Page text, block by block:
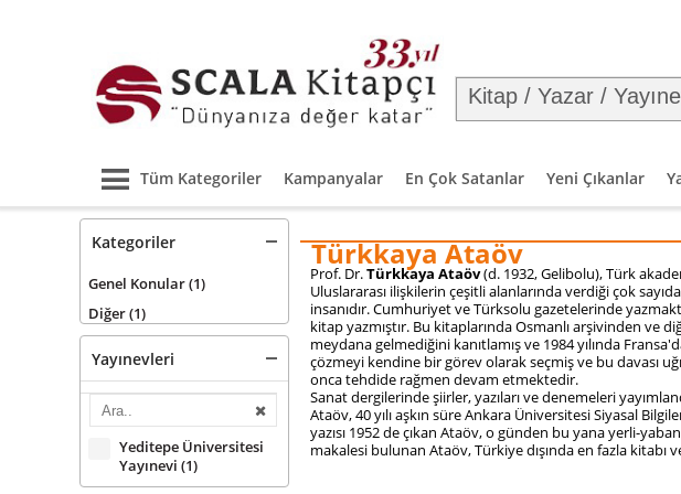
Tüm Kategoriler Kampanyalar En Çok Satanlar Yeni Çıkanlar
Kategoriler
Genel Konular(1)
Diğer(1)
Yayınevleri
Yeditepe Üniversitesi
Yayınevi (1)
Türkkaya Ataöv
Prof. Dr.Türkkaya Ataöv(d. 1932,Gelibolu), Türk
Uluslararası ilişkilerin çeşitli alanlarında verdiği çok
insanıdır.CumhuriyetveTürksolu gazetelerinde
kitap yazmıştır. Bu kitaplarında Osmanlı arşivinden ve
meydana gelmediğini kanıtlamış ve 1984 yılında
çözmeyi kendine bir görev olarak seçmiş ve bu davası
onca tehdide rağmen devam etmektedir.
Sanatdergilerinde şiirler, yazıları ve denemeleri
Ataöv, 40 yılı aşkın süre Ankara Üniversitesi Siyasal
yazısı 1952 de çıkan Ataöv, o günden bu yana yerli-
makalesi bulunan Ataöv, Türkiye dışında en fazla kitabı